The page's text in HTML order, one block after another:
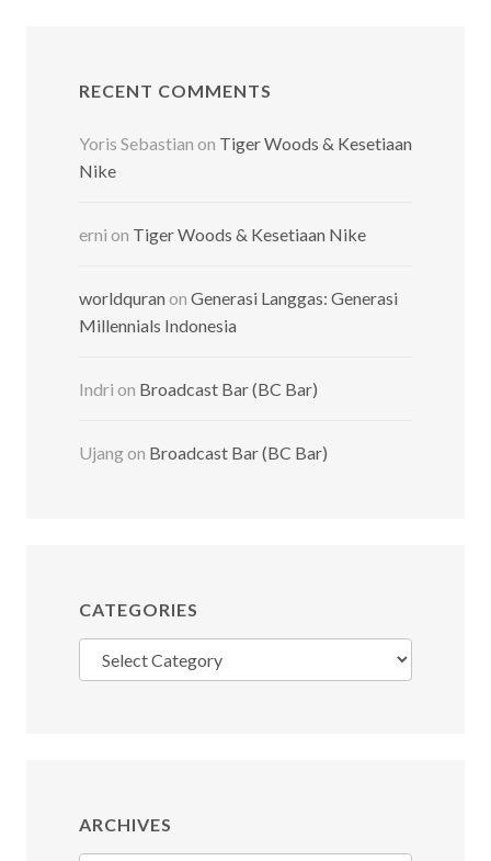
RECENT COMMENTS
Yoris Sebastian on Tiger Woods & Kesetiaan
Nike
erni on Tiger Woods & Kesetiaan Nike
worldquran on Generasi Langgas: Generasi
Millennials Indonesia
Indri on Broadcast Bar (BC Bar)
Ujangon Broadcast Bar (BC Bar)
CATEGORIES
ARCHIVES